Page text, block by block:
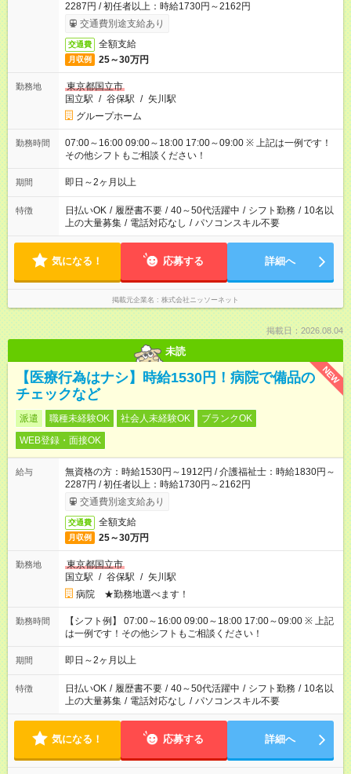
2287円 / 初任者以上：時給1730円～2162円
交通費別途支給あり
交通費 全額支給
月収例 25～30万円
勤務地
東京都国立市
国立駅 / 谷保駅 / 矢川駅
グループホーム
勤務時間
07:00～16:00 09:00～18:00 17:00～09:00 ※ 上記は一例です！
その他シフトもご相談ください！
期間 即日～2ヶ月以上
特徴 日払いOK / 履歴書不要 / 40～50代活躍中 / シフト勤務 / 10名以
上の大量募集 / 電話対応なし / パソコンスキル不要
気になる！ 応募する 詳細へ
掲載元企業名 株式会社ニッソーネット
掲載日：2026.08.04
未読
NEW
【医療行為はナシ】時給1530円！病院で備品の
チェックなど
派遣 職種未経験OK 社会人未経験OK
ブランクOK
WEB登録・面接OK
給与
無資格の方：時給1530円～1912円 / 介護福祉士：時給1830円～
2287円 / 初任者以上：時給1730円～2162円
交通費別途支給あり
交通費 全額支給
月収例 25～30万円
勤務地
東京都国立市
国立駅 / 谷保駅 / 矢川駅
病院 ★勤務地選べます！
勤務時間
【シフト例】 07:00～16:00 09:00～18:00 17:00～09:00 ※ 上記
は一例です！その他シフトもご相談ください！
期間 即日～2ヶ月以上
特徴 日払いOK / 履歴書不要 / 40～50代活躍中 / シフト勤務 / 10名以
上の大量募集 / 電話対応なし / パソコンスキル不要
気になる！ 応募する 詳細へ